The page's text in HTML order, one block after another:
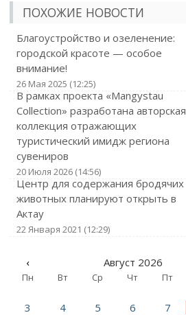
ПОХОЖИЕ НОВОСТИ
Благоустройство и озеленение:
городской красоте — особое
внимание!
26 Мая 2025 (12:25)
В рамках проекта «Mangystau
Collection» разработана авторская
коллекция отражающих
туристический имидж региона
сувениров
20 Июля 2026 (14:56)
Центр для содержания бродячих
животных планируют открыть в
Актау
22 Января 2021 (12:29)
‹ Август 2026
Пн Вт Ср Чт Пт
3
4 5 6 7